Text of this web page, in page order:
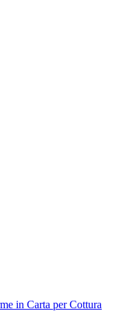
in Carta per Cottura